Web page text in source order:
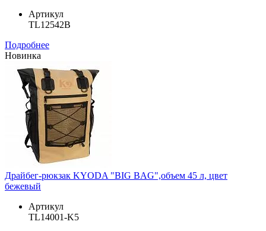
Артикул
TL12542B
Подробнее
Новинка
Драйбег-рюкзак KYODA "BIG BAG",объем 45 л, цвет
бежевый
Артикул
TL14001-K5